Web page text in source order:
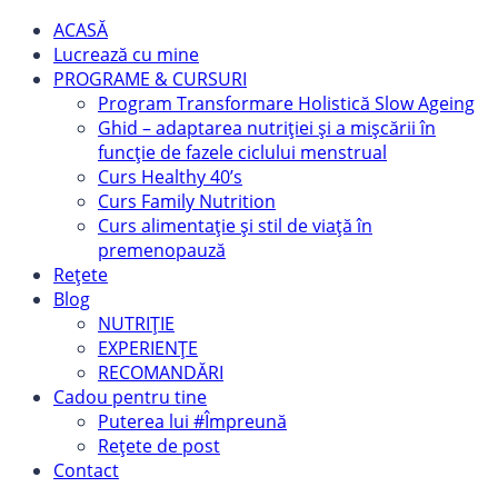
ACASĂ
Lucrează cu mine
PROGRAME & CURSURI
Program Transformare Holistică Slow Ageing
Ghid – adaptarea nutriției și a mișcării în
funcție de fazele ciclului menstrual
Curs Healthy 40’s
Curs Family Nutrition
Curs alimentație și stil de viață în
premenopauză
Rețete
Blog
NUTRIȚIE
EXPERIENȚE
RECOMANDĂRI
Cadou pentru tine
Puterea lui #Împreună
Rețete de post
Contact